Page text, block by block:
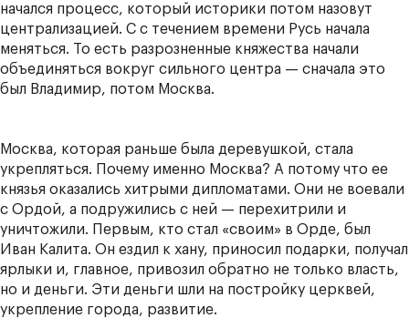
начался процесс, который историки потом назовут
централизацией. С с течением времени Русь начала
меняться. То есть разрозненные княжества начали
объединяться вокруг сильного центра — сначала это
был Владимир, потом Москва.
Москва, которая раньше была деревушкой, стала
укрепляться. Почему именно Москва? А потому что ее
князья оказались хитрыми дипломатами. Они не воевали
с Ордой, а подружились с ней — перехитрили и
уничтожили. Первым, кто стал «своим» в Орде, был
Иван Калита. Он ездил к хану, приносил подарки, получал
ярлыки и, главное, привозил обратно не только власть,
но и деньги. Эти деньги шли на постройку церквей,
укрепление города, развитие.